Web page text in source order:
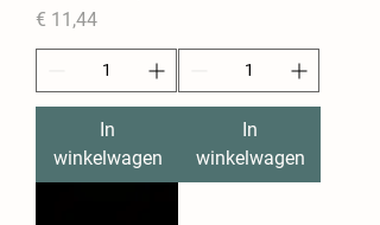
Prijs
€ 11,44
In
winkelwagen
In
winkelwagen